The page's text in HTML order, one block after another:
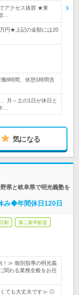
アクセス抜群 ★東
…
円★上記の金額には20
働8時間、休憩1時間含
月～土の1日が休日と
…
気になる
県と岐阜県で明光義塾を
み◆年間休日120日
制 第二新卒歓迎
！≫ 個別指導の明光義
関わる業務全般をお任
くても大丈夫です≫ ◎